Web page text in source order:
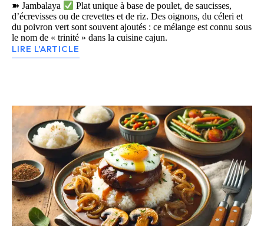
➽ Jambalaya
Plat unique à base de poulet, de saucisses,
d’écrevisses ou de crevettes et de riz. Des oignons, du céleri et
du poivron vert sont souvent ajoutés : ce mélange est connu sous
le nom de « trinité » dans la cuisine cajun.
LIRE L'ARTICLE